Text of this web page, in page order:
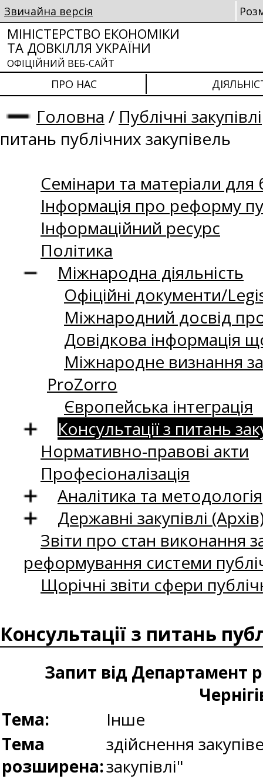
Звичайна версія
МІНІСТЕРСТВО ЕКОНОМІКИ
ТА ДОВКІЛЛЯ УКРАЇНИ
ОФІЦІЙНИЙ ВЕБ-САЙТ
ПРО НАС
Головна / Публічні закупівлі
питань публічних закупівель
Семінари та матеріали для
Інформація про реформу
Інформаційний ресурс
Політика
Міжнародна діяльність
Офіційні документи/
Міжнародний досвід
Довідкова інформація
Міжнародне визнання
ProZorro
Європейська інтеграція
Консультації з питань
Нормативно-правові акти
Професіоналізація
Аналітика та методологія
Державні закупівлі
Звіти про стан виконання
реформування системи
Щорічні звіти сфери
Консультації з питань
Запит від Департамент
Тема:
Інше
Тема
розширена:
здійснення
закупівлі"